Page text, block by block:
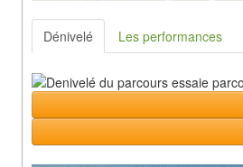
Dénivelé Les performances